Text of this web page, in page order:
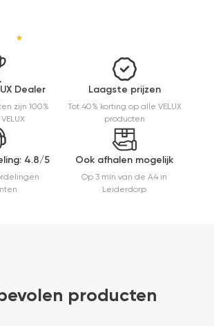
Dealer
zijn 100%
Laagste prijzen
Tot 40% korting op alle VELUX
producten
4.8/5 Ook afhalen mogelijk
Op 3 min van de A4 in
Leiderdorp
producten